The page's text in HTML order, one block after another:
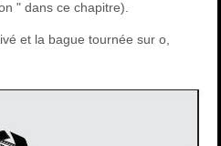
" dans ce chapitre).
et la bague tournée sur o,